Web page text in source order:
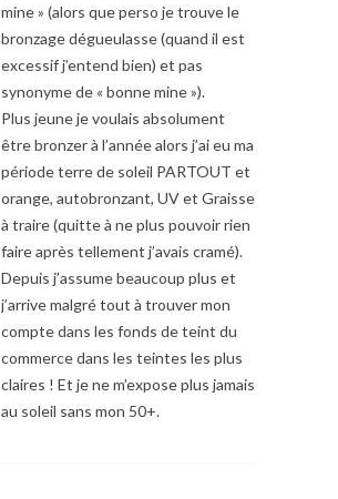
mine » (alors que perso je trouve le
bronzage dégueulasse (quand il est
excessif j’entend bien) et pas
synonyme de « bonne mine »).
Plus jeune je voulais absolument
être bronzer à l’année alors j’ai eu ma
période terre de soleil PARTOUT et
orange, autobronzant, UV et Graisse
à traire (quitte à ne plus pouvoir rien
faire après tellement j’avais cramé).
Depuis j’assume beaucoup plus et
j’arrive malgré tout à trouver mon
compte dans les fonds de teint du
commerce dans les teintes les plus
claires ! Et je ne m’expose plus jamais
au soleil sans mon 50+.